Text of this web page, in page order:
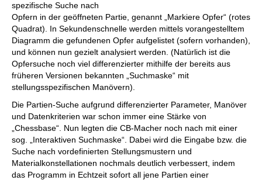
spezifische Suche nach
Opfern in der geöffneten Partie, genannt „Markiere Opfer“ (rotes
Quadrat). In Sekundenschnelle werden mittels vorangestelltem
Diagramm die gefundenen Opfer aufgelistet (sofern vorhanden),
und können nun gezielt analysiert werden. (Natürlich ist die
Opfersuche noch viel differenzierter mithilfe der bereits aus
früheren Versionen bekannten „Suchmaske“ mit
stellungsspezifischen Manövern).
Die Partien-Suche aufgrund differenzierter Parameter, Manöver
und Datenkriterien war schon immer eine Stärke von
„Chessbase“. Nun legten die CB-Macher noch nach mit einer
sog. „Interaktiven Suchmaske“. Dabei wird die Eingabe bzw. die
Suche nach vordefinierten Stellungsmustern und
Materialkonstellationen nochmals deutlich verbessert, indem
das Programm in Echtzeit sofort all jene Partien einer